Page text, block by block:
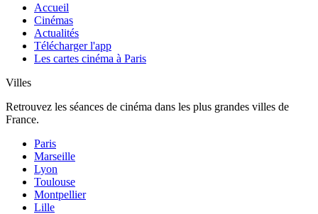
Accueil
Cinémas
Actualités
Télécharger l'app
Les cartes cinéma à Paris
Villes
Retrouvez les séances de cinéma dans les plus grandes villes de
France.
Paris
Marseille
Lyon
Toulouse
Montpellier
Lille